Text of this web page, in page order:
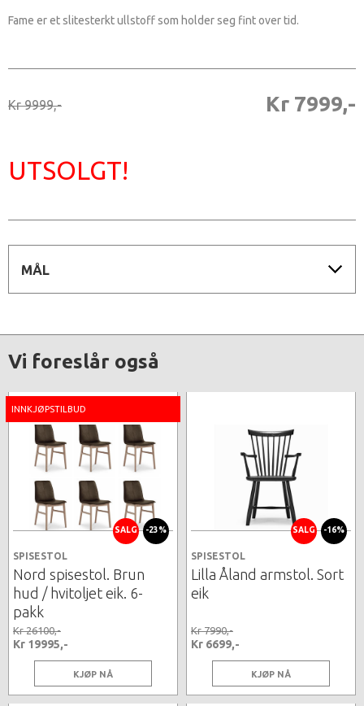
Fame er et slitesterkt ullstoff som holder seg fint over tid.
Kr 9999,- Kr 7999,-
UTSOLGT!
MÅL
Vi foreslår også
INNKJØPSTILBUD
SALG -23%
SPISESTOL
Nord spisestol. Brun
hud / hvitoljet eik. 6-
pakk
Kr 26100,-
Kr 19995,-
KJØP NÅ
SALG -16%
SPISESTOL
Lilla Åland armstol. Sort
eik
Kr 7990,-
Kr 6699,-
KJØP NÅ